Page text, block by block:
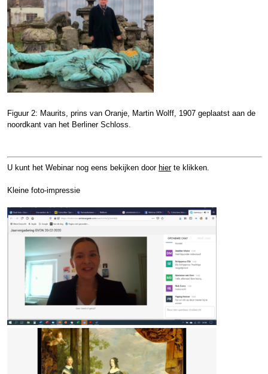
Figuur 2: Maurits, prins van Oranje, Martin Wolff, 1907 geplaatst aan de
noordkant van het Berliner Schloss.
U kunt het Webinar nog eens bekijken door hierte klikken.
Kleine foto-impressie